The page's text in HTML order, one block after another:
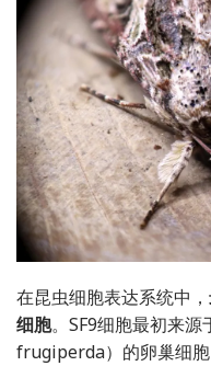
在昆虫细胞表达系统中，
细胞。SF9细胞最初来
frugiperda）的卵巢细